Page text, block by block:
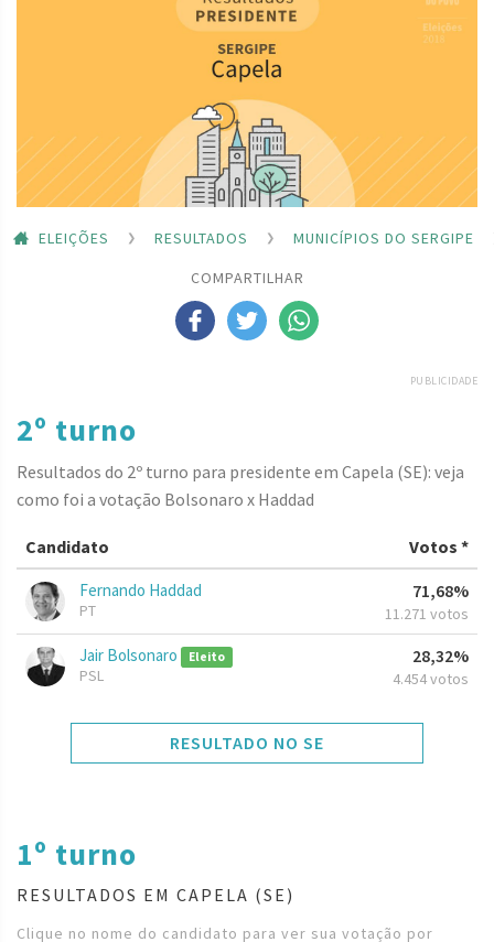
ELEIÇÕES RESULTADOS
MUNICÍPIOS DO SERGIPE
COMPARTILHAR
PUBLICIDADE
2º turno
Resultados do 2º turno para presidente em Capela (SE): veja
como foi a votação Bolsonaro x Haddad
Candidato Votos *
Fernando Haddad
PT
71,68%
11.271 votos
Jair Bolsonaro Eleito
PSL
28,32%
4.454 votos
RESULTADO NO SE
1º turno
RESULTADOS EM CAPELA (SE)
Clique no nome do candidato para ver sua votação por